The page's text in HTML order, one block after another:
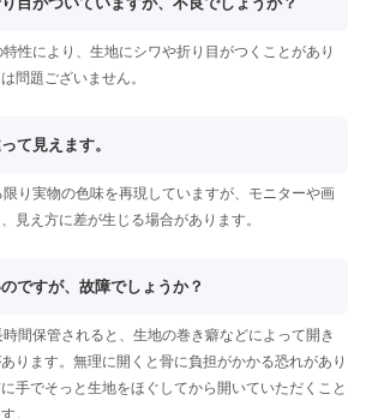
性により、生地にシワや折り目がつくことがあり
問題ございません。
て見えます。
り実物の色味を再現していますが、モニターや画
見え方に差が生じる場合があります。
ですが、故障でしょうか？
間保管されると、生地の巻き癖などによって開き
ります。無理に開くと骨に負担がかかる恐れがあり
手でそっと生地をほぐしてから開いていただくこと
。